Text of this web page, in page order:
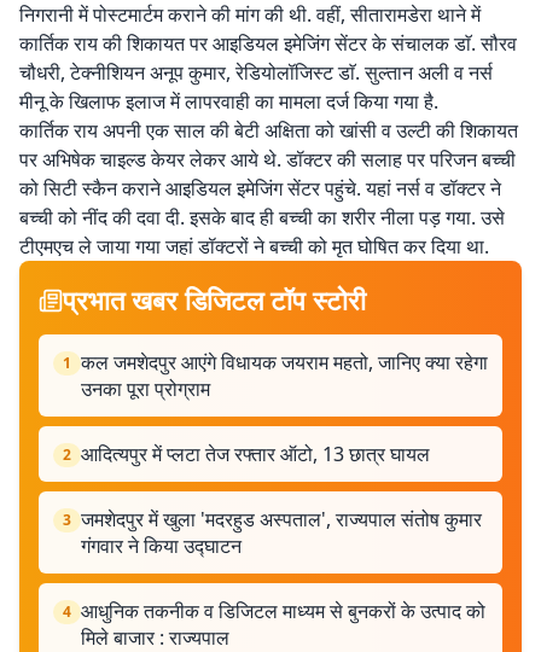
निगरानी में पोस्टमार्टम कराने की मांग की थी. वहीं, सीतारामडेरा थाने में
कार्तिक राय की शिकायत पर आइडियल इमेजिंग सेंटर के संचालक डाॅ. सौरव
चौधरी, टेक्नीशियन अनूप कुमार, रेडियोलॉजिस्ट डाॅ. सुल्तान अली व नर्स
मीनू के खिलाफ इलाज में लापरवाही का मामला दर्ज किया गया है.
कार्तिक राय अपनी एक साल की बेटी अक्षिता को खांसी व उल्टी की शिकायत
पर अभिषेक चाइल्ड केयर लेकर आये थे. डॉक्टर की सलाह पर परिजन बच्ची
को सिटी स्कैन कराने आइडियल इमेजिंग सेंटर पहुंचे. यहां नर्स व डॉक्टर ने
बच्ची को नींद की दवा दी. इसके बाद ही बच्ची का शरीर नीला पड़ गया. उसे
टीएमएच ले जाया गया जहां डॉक्टरों ने बच्ची को मृत घोषित कर दिया था.
प्रभात खबर डिजिटल टॉप स्टोरी
1 कल जमशेदपुर आएंगे विधायक जयराम महतो, जानिए क्या रहेगा
उनका पूरा प्रोग्राम
2 आदित्यपुर में प्लटा तेज रफ्तार ऑटो, 13 छात्र घायल
3 जमशेदपुर में खुला 'मदरहुड अस्पताल', राज्यपाल संतोष कुमार
गंगवार ने किया उद्घाटन
4 आधुनिक तकनीक व डिजिटल माध्यम से बुनकरों के उत्पाद को
मिले बाजार : राज्यपाल